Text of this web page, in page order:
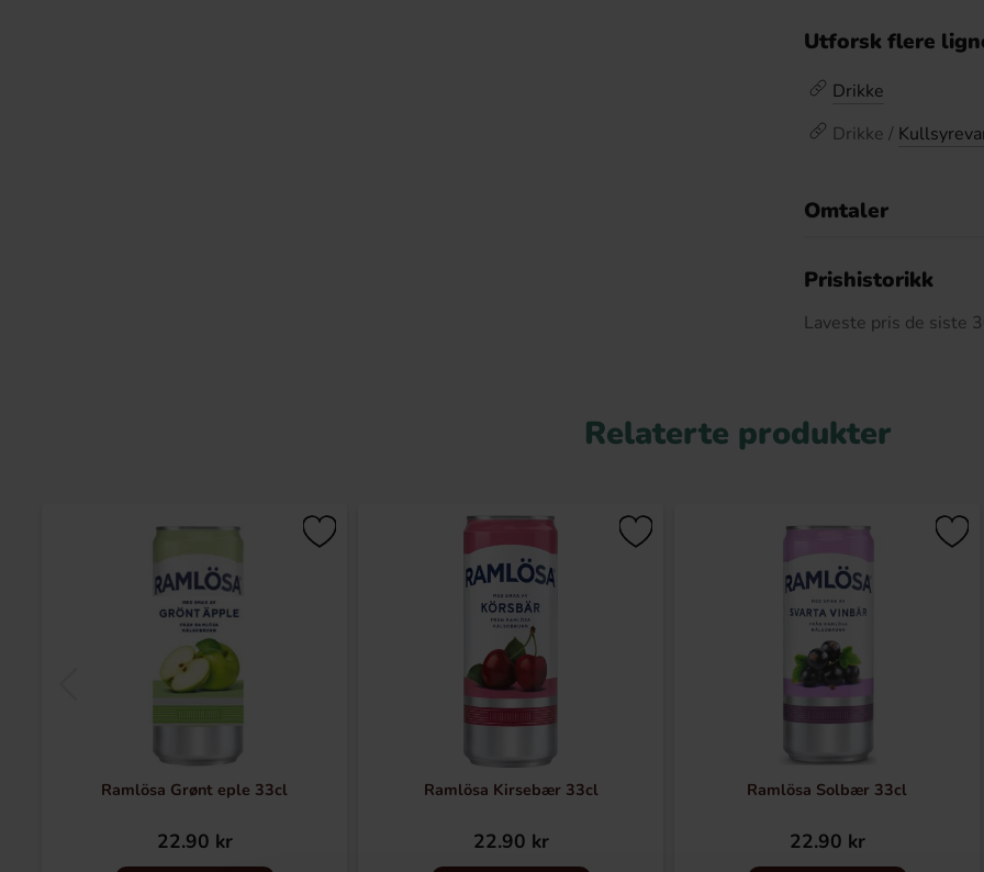
Utforsk flere
Drikke
Drikke /
Omtaler
Prishistorikk
Laveste pris de siste
Relaterte produkter
Ramlösa Grønt eple 33cl
22.90 kr
Ramlösa Kirsebær 33cl
22.90 kr
Ramlösa Solbær 33cl
22.90 kr